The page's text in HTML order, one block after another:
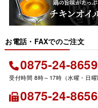
お電話・FAXでのご注文
0875-24-8659
0875-24-8656